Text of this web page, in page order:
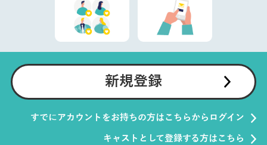
新規登録
すでにアカウントをお持ちの方はこちらからログイン
キャストとして登録する方はこちら